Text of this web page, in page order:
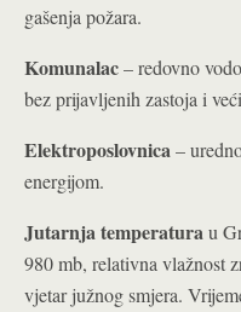
gašenja požara.
Komunalac– redovno
bez prijavljenih zastoja i
Elektroposlovnica–
energijom.
Jutarnja temperaturau
980 mb, relativna vlažnost
vjetar južnog smjera.